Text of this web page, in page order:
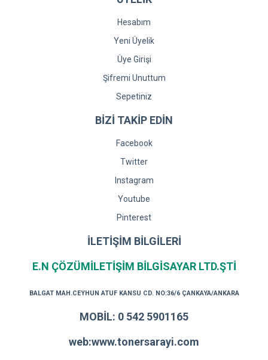
Hesabım
Yeni Üyelik
Üye Girişi
Şifremi Unuttum
Sepetiniz
BİZİ TAKİP EDİN
Facebook
Twitter
Instagram
Youtube
Pinterest
İLETİŞİM BİLGİLERİ
E.N ÇÖZÜMİLETİŞİM BİLGİSAYAR LTD.ŞTİ
BALGAT MAH.CEYHUN ATUF KANSU CD. NO:36/6 ÇANKAYA/ANKARA
MOBİL: 0 542 5901165
web:www.tonersarayi.com